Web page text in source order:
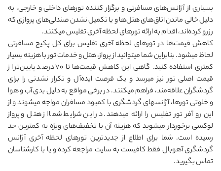
بسیاری از آژانس‌های مسافرتی و برگزار کننده تورهای داخلی و خارجی، به
دلیل خالی ماندن اتاق‌های هتل‌ها و یا تکمیل نشدن صندلی‌های پروازی که
رزرو کرده‌اند، اقدام به ارائه تورهای لحظه آخری تفلیس می‎کنند.
کاهش قیمت‌ها در تورهای لحظه آخری تفلیس برای کل پکیج مسافرتی
لحاظ می‎شود. بنابراین شما می‎توانید از پرواز، هتل و خدمات تور با هزینه بسیار
کمتری استفاده کنید. گاهی این کاهش قیمت‌ها تا ۷۰ درصد پایین‌تر از
قیمت اصلی تور نیز می‎رسد و یک فرصت ایده‌آل و تکرار نشدنی را برای
گردشگران علاقه‌مند، فراهم می‎کنند. در برخی مواقع به دلیل بدی آب و هوا
و خلوتی تورها، آژانس‎های گردشگری با کمبود مسافران مواجه می‎شوند و از
این رو آفر تور تفلیس را ارائه می‎دهند. در این شرایط شما از هتل و پرواز
لوکسی برخوردار می‎شوید که هزینه آن با تخفیف‌های ویژه‌ به کمترین حد
رسیده است. شما برای اطلاع از جدیدترین تورهای لحظه آخری آژانس
گردشگری آهوبال فقط کافیست به سایت مراجعه کرده و یا با کارشناسان
تماس بگیرید.